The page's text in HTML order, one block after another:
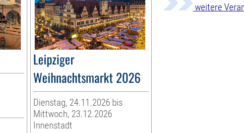
Leipziger
Weihnachtsmarkt 2026
Dienstag, 24.11.2026 bis
Mittwoch, 23.12.2026
Innenstadt
weitere